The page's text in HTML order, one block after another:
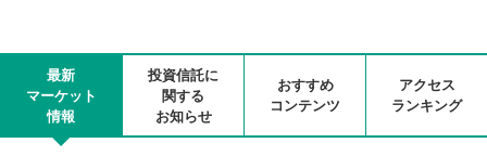
最新
マーケット
情報
投資信託に
関する
お知らせ
おすすめ
コンテンツ
アクセス
ランキング